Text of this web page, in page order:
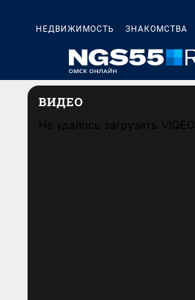
НЕДВИЖИМОСТЬ ЗНАКОМСТВА
ВИДЕО
Не удалось загрузить VIQEO